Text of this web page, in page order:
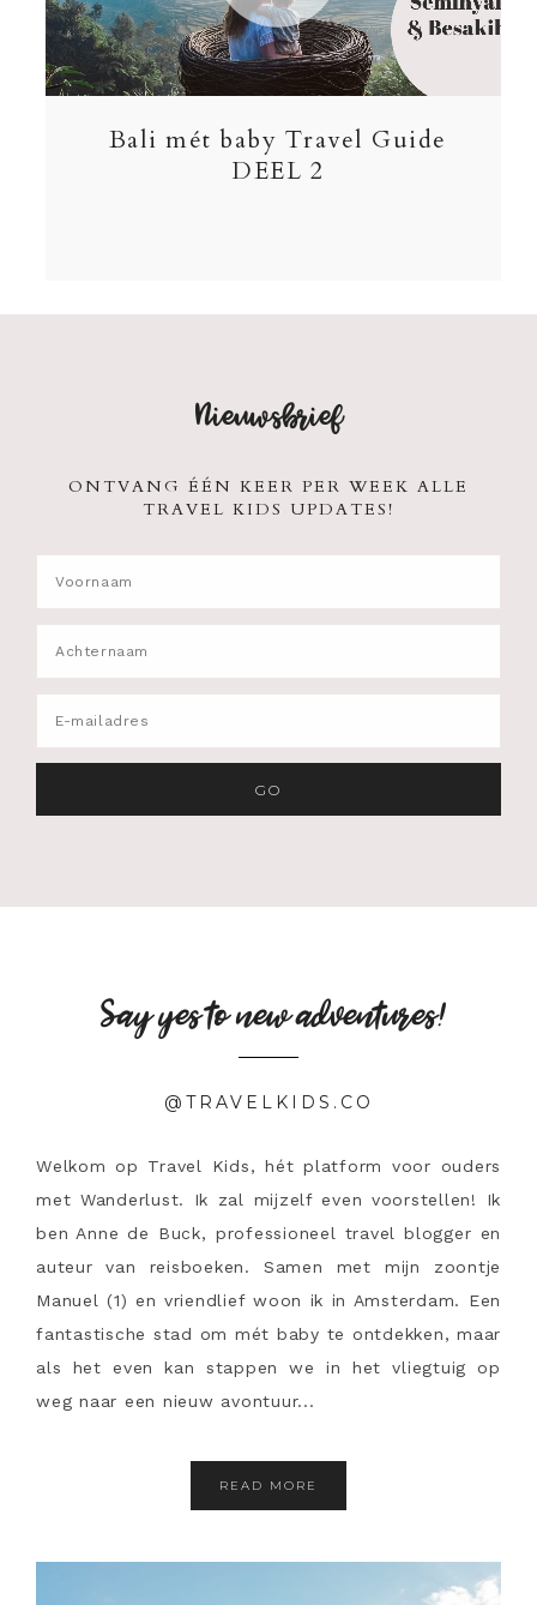
Bali mét baby Travel Guide
DEEL 2
Nieuwsbrief
ONTVANG ÉÉN KEER PER WEEK ALLE
TRAVEL KIDS UPDATES!
Say yes to new adventures!
@TRAVELKIDS.CO
Welkom op Travel Kids, hét platform voor ouders
met Wanderlust. Ik zal mijzelf even voorstellen! Ik
ben Anne de Buck, professioneel travel blogger en
auteur van reisboeken. Samen met mijn zoontje
Manuel (1) en vriendlief woon ik in Amsterdam. Een
fantastische stad om mét baby te ontdekken, maar
als het even kan stappen we in het vliegtuig op
weg naar een nieuw avontuur...
READ MORE